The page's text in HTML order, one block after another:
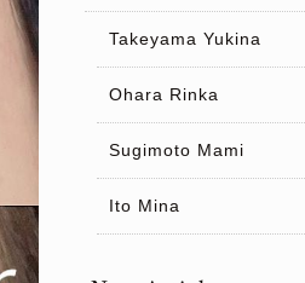
Takeyama Yukina
Ohara Rinka
Sugimoto Mami
Ito Mina